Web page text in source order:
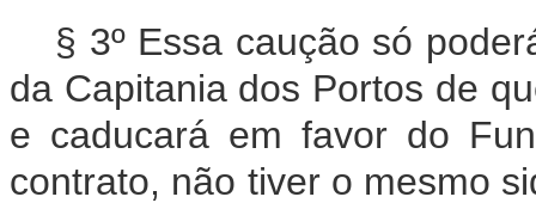
§ 3º Essa caução só
da Capitania dos Portos de
e caducará em favor do
contrato, não tiver o mesmo